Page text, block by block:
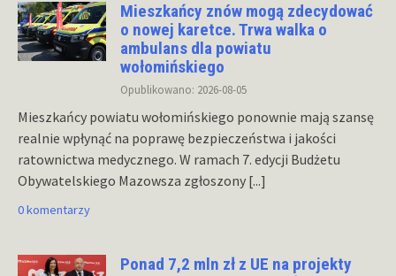
Mieszkańcy znów mogą zdecydować
o nowej karetce. Trwa walka o
ambulans dla powiatu
wołomińskiego
Opublikowano: 2026-08-05
Mieszkańcy powiatu wołomińskiego ponownie mają szansę
realnie wpłynąć na poprawę bezpieczeństwa i jakości
ratownictwa medycznego. W ramach 7. edycji Budżetu
Obywatelskiego Mazowsza zgłoszony [...]
0 komentarzy
Ponad 7,2 mln zł z UE na projekty